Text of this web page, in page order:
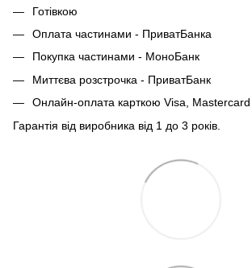
Готівкою
Оплата частинами - ПриватБанка
Покупка частинами - МоноБанк
Миттєва розстрочка - ПриватБанк
Онлайн-оплата карткою Visa,
Гарантія від виробника від 1 до 3 років.